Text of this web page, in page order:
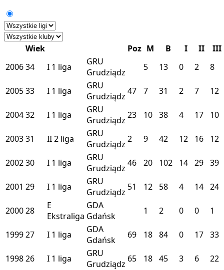
Wiek Poz M B I II
III
200634 I 1 liga
GRU
Grudziądz
5 13 0 2 8
200533 I 1 liga
GRU
Grudziądz 47 7 31 2 7 12
200432 I 1 liga
GRU
Grudziądz 23 10 38 4 17 10
200331 II2 liga
GRU
Grudziądz 2 9 42 12 16 12
200230 I 1 liga
GRU
Grudziądz 46 20 102 14 29 39
2001 29 I 1 liga
GRU
Grudziądz 51 12 58 4 14 24
200028
E
Ekstraliga
GDA
Gdańsk
1 2 0 0 1
199927 I 1 liga
GDA
Gdańsk
69 18 84 0 17 33
199826 I 1 liga
GRU
Grudziądz 65 18 45 3 6 22